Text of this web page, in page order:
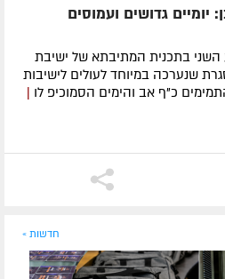
גדושים ועמוסים
השני בתכנית המתיבתא של ישיבת
שנערכה במיוחד לעולים לישיבות
כ"ף אב והימים הסמוכיפ לו |
חדשות »